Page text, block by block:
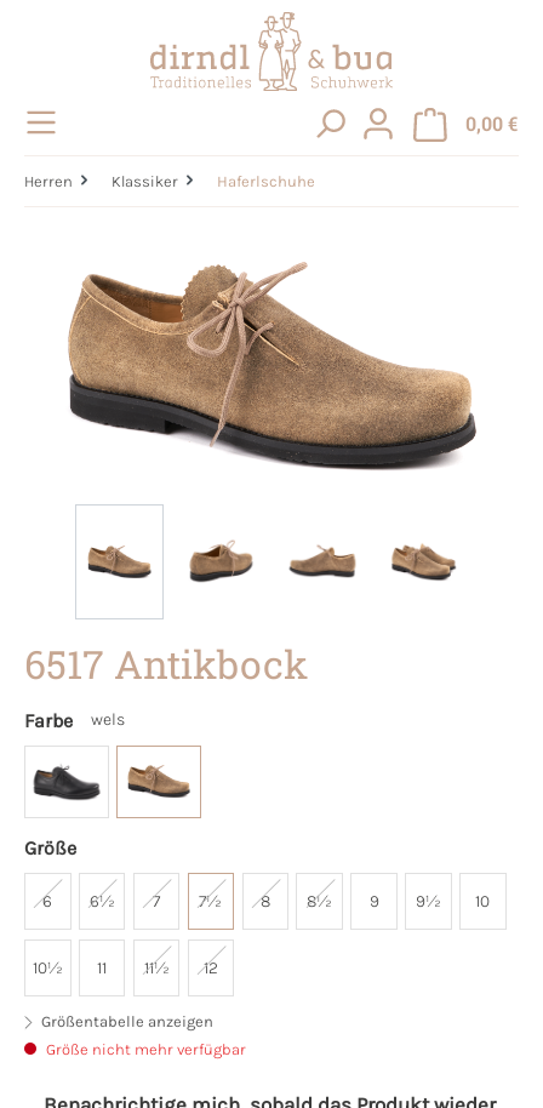
0,00 €
Herren Klassiker Haferlschuhe
6517 Antikbock
Farbe wels
Größe
6 6½ 7 7½ 8 8½ 9 9½ 10
10½ 11 11½ 12
Größentabelle anzeigen
Größe nicht mehr verfügbar